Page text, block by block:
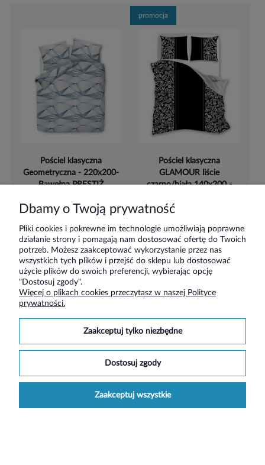
Pościel klasyczna
Geometryczna - 220x200-
Bawełna PRESTIŻ
149,90 zł
Do koszyka
Pościel klasyczna
GLAMOUR liście
czarno/biała 140x200 -
109,90 zł
139,90 zł
Do koszyka
promocja
promocja
Dbamy o Twoją prywatność
Pliki cookies i pokrewne im technologie umożliwiają poprawne
działanie strony i pomagają nam dostosować ofertę do Twoich
potrzeb. Możesz zaakceptować wykorzystanie przez nas
wszystkich tych plików i przejść do sklepu lub dostosować
użycie plików do swoich preferencji, wybierając opcję
"Dostosuj zgody".
Więcej o plikach cookies przeczytasz w naszej Polityce
prywatności.
zaakceptuj tylko niezbędne
dostosuj zgody
zaakceptuj wszystkie